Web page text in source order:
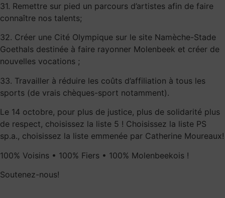
31. Remettre sur pied un parcours d’artistes afin de faire
connaître nos talents;
32. Créer une Cité Olympique sur le site Namèche-Stade
Goethals destinée à faire rayonner Molenbeek et créer de
nouvelles vocations ;
33. Travailler à réduire les coûts d’affiliation à tous les
sports (de vrais chèques-sport notamment).
Le 14 octobre, pour plus de justice, plus de solidarité plus
de respect, choisissez la liste 5 ! Choisissez la liste PS
sp.a., choisissez la liste emmenée par Catherine Moureaux!
100% Voisins • 100% Fiers • 100% Molenbeekois !
Soutenez-nous!